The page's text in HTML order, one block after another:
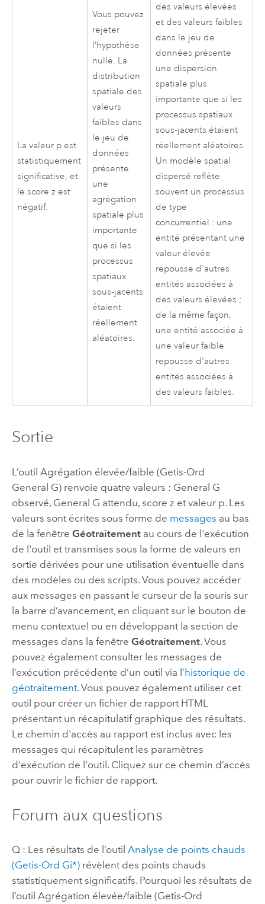
La valeur p est
statistiquement
significative, et
le score z est
négatif.
Vous pouvez
rejeter
l’hypothèse
nulle. La
distribution
spatiale des
valeurs
faibles dans
le jeu de
données
présente
une
agrégation
spatiale plus
importante
que si les
processus
spatiaux
sous-jacents
étaient
réellement
aléatoires.
des valeurs élevées
et des valeurs faibles
dans le jeu de
données présente
une dispersion
spatiale plus
importante que si les
processus spatiaux
sous-jacents étaient
réellement aléatoires.
Un modèle spatial
dispersé reflète
souvent un processus
de type
concurrentiel : une
entité présentant une
valeur élevée
repousse d'autres
entités associées à
des valeurs élevées ;
de la même façon,
une entité associée à
une valeur faible
repousse d'autres
entités associées à
des valeurs faibles.
Sortie
L’outil Agrégation élevée/faible (Getis-Ord
General G)renvoie quatre valeurs : General G
observé, General G attendu, score z et valeur p. Les
valeurs sont écrites sous forme de messages au bas
de la fenêtre Géotraitementau cours de l'exécution
de l'outil et transmises sous la forme de valeurs en
sortie dérivées pour une utilisation éventuelle dans
des modèles ou des scripts. Vous pouvez accéder
aux messages en passant le curseur de la souris sur
la barre d’avancement, en cliquant sur le bouton de
menu contextuel ou en développant la section de
messages dans la fenêtre Géotraitement. Vous
pouvez également consulter les messages de
l’exécution précédente d’un outil via l’historique de
géotraitement. Vous pouvez également utiliser cet
outil pour créer un fichier de rapport HTML
présentant un récapitulatif graphique des résultats.
Le chemin d'accès au rapport est inclus avec les
messages qui récapitulent les paramètres
d'exécution de l'outil. Cliquez sur ce chemin d’accès
pour ouvrir le fichier de rapport.
Forum aux questions
Q : Les résultats de l’outil Analyse de points chauds
(Getis-Ord Gi*)révèlent des points chauds
statistiquement significatifs. Pourquoi les résultats de
l’outil Agrégation élevée/faible (Getis-Ord